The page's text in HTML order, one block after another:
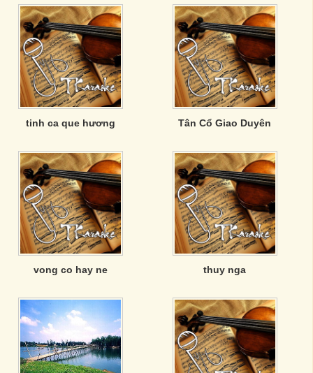
tinh ca que hương Tân Cổ Giao Duyên
vong co hay ne thuy nga